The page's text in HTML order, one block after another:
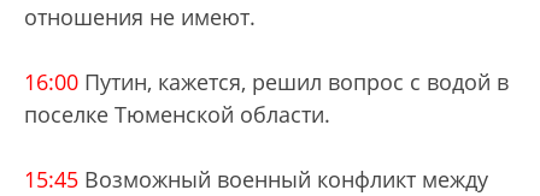
отношения не имеют.
16:00 Путин, кажется, решил вопрос с водой в
поселке Тюменской области.
15:45 Возможный военный конфликт между